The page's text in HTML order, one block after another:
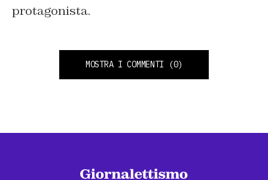
protagonista.
MOSTRA I COMMENTI (0)